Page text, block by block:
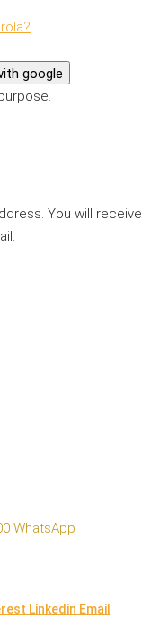
google
You will receive
WhatsApp
Linkedin Email